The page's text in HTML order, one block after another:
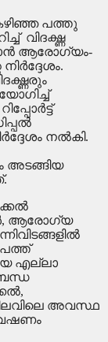
പത്തു
വിദഗ്ദ്ധ
ആരോഗ്യം-
നൽകി.
അടങ്ങിയ
ആരോഗ്യ
പത്ത്
എല്ലാ
അവസ്ഥ